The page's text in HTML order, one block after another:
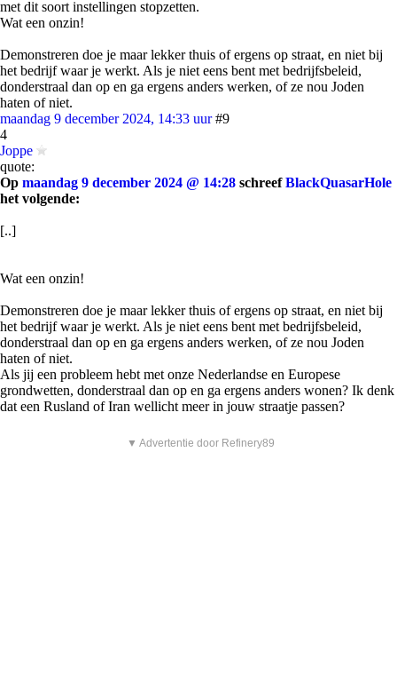
met dit soort instellingen stopzetten.
Wat een onzin!
Demonstreren doe je maar lekker thuis of ergens op straat, en niet bij
het bedrijf waar je werkt. Als je niet eens bent met bedrijfsbeleid,
donderstraal dan op en ga ergens anders werken, of ze nou Joden
haten of niet.
maandag 9 december 2024, 14:33 uur #9
4
Joppe
quote:
Op maandag 9 december 2024 @ 14:28 schreefBlackQuasarHole
het volgende:
[..]
Wat een onzin!
Demonstreren doe je maar lekker thuis of ergens op straat, en niet bij
het bedrijf waar je werkt. Als je niet eens bent met bedrijfsbeleid,
donderstraal dan op en ga ergens anders werken, of ze nou Joden
haten of niet.
Als jij een probleem hebt met onze Nederlandse en Europese
grondwetten, donderstraal dan op en ga ergens anders wonen? Ik denk
dat een Rusland of Iran wellicht meer in jouw straatje passen?
▼ Advertentie door Refinery89